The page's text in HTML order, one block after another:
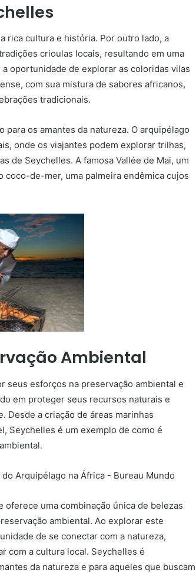
rica cultura e história. Por outro lado, a
crioulas locais, resultando em uma
oportunidade de explorar as coloridas vilas
com sua mistura de sabores africanos,
tradicionais.
os amantes da natureza. O arquipélago
onde os viajantes podem explorar trilhas,
de Seychelles. A famosa Vallée de Mai, um
coco-de-mer, uma palmeira endêmica cujos
Ambiental
seus esforços na preservação ambiental e
em proteger seus recursos naturais e
Desde a criação de áreas marinhas
Seychelles é um exemplo de como é
uma combinação única de belezas
ambiental. Ao explorar este
de se conectar com a natureza,
com a cultura local. Seychelles é
da natureza e para aqueles que buscam